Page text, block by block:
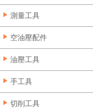
測量工具
空油壓配件
油壓工具
手工具
切削工具